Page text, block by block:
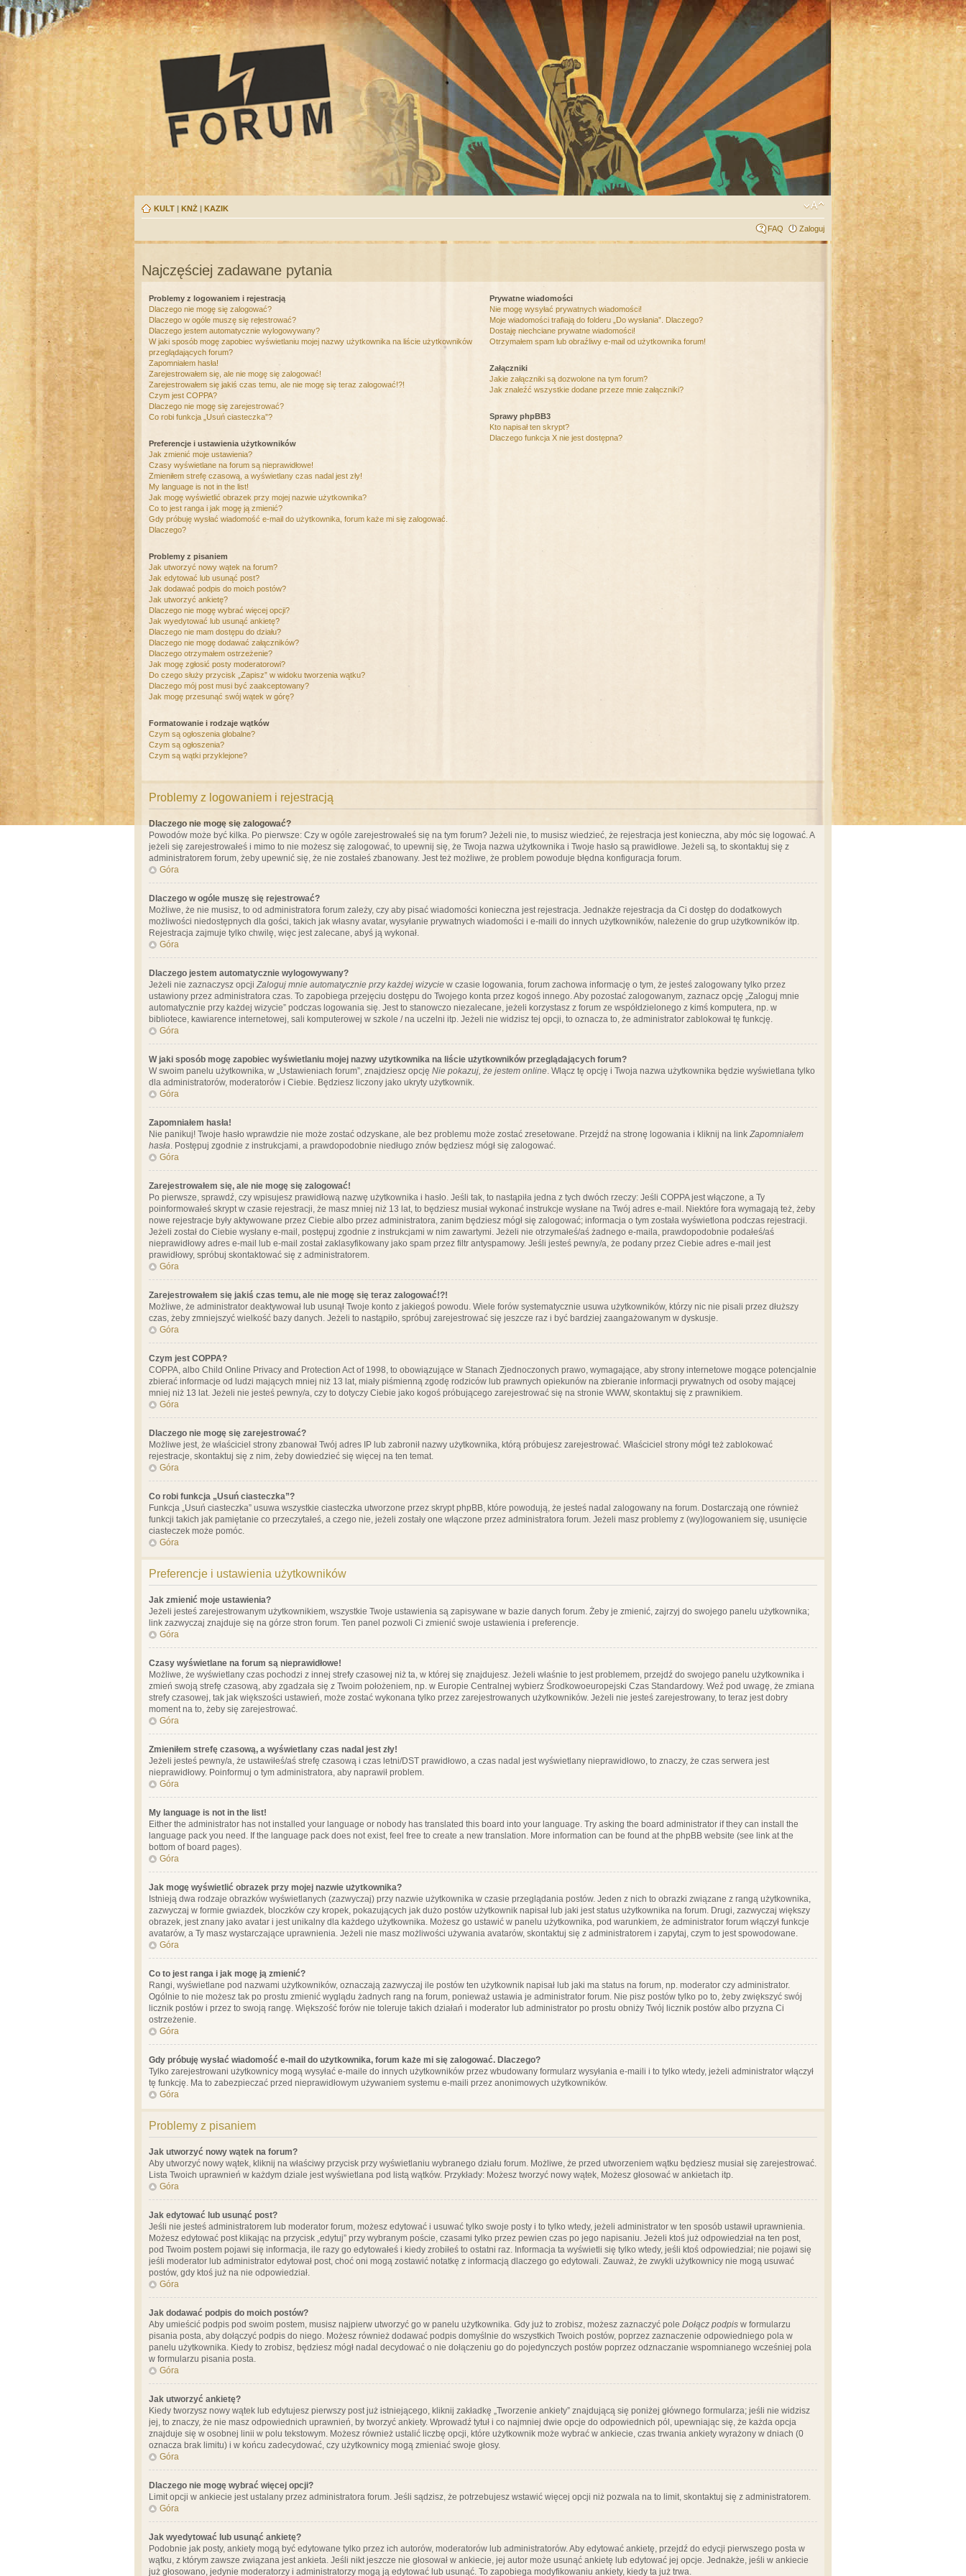
KULT | KNŻ | KAZIK
FAQ Zaloguj
Najczęściej zadawane pytania
Problemy z logowaniem i rejestracją
Dlaczego nie mogę się zalogować?
Dlaczego w ogóle muszę się rejestrować?
Dlaczego jestem automatycznie wylogowywany?
W jaki sposób mogę zapobiec wyświetlaniu mojej nazwy użytkownika na liście użytkowników
przeglądających forum?
Zapomniałem hasła!
Zarejestrowałem się, ale nie mogę się zalogować!
Zarejestrowałem się jakiś czas temu, ale nie mogę się teraz zalogować!?!
Czym jest COPPA?
Dlaczego nie mogę się zarejestrować?
Co robi funkcja „Usuń ciasteczka”?
Preferencje i ustawienia użytkowników
Jak zmienić moje ustawienia?
Czasy wyświetlane na forum są nieprawidłowe!
Zmieniłem strefę czasową, a wyświetlany czas nadal jest zły!
My language is not in the list!
Jak mogę wyświetlić obrazek przy mojej nazwie użytkownika?
Co to jest ranga i jak mogę ją zmienić?
Gdy próbuję wysłać wiadomość e-mail do użytkownika, forum każe mi się zalogować.
Dlaczego?
Problemy z pisaniem
Jak utworzyć nowy wątek na forum?
Jak edytować lub usunąć post?
Jak dodawać podpis do moich postów?
Jak utworzyć ankietę?
Dlaczego nie mogę wybrać więcej opcji?
Jak wyedytować lub usunąć ankietę?
Dlaczego nie mam dostępu do działu?
Dlaczego nie mogę dodawać załączników?
Dlaczego otrzymałem ostrzeżenie?
Jak mogę zgłosić posty moderatorowi?
Do czego służy przycisk „Zapisz” w widoku tworzenia wątku?
Dlaczego mój post musi być zaakceptowany?
Jak mogę przesunąć swój wątek w górę?
Formatowanie i rodzaje wątków
Czym są ogłoszenia globalne?
Czym są ogłoszenia?
Czym są wątki przyklejone?
Prywatne wiadomości
Nie mogę wysyłać prywatnych wiadomości!
Moje wiadomości trafiają do folderu „Do wysłania”. Dlaczego?
Dostaję niechciane prywatne wiadomości!
Otrzymałem spam lub obraźliwy e-mail od użytkownika forum!
Załączniki
Jakie załączniki są dozwolone na tym forum?
Jak znaleźć wszystkie dodane przeze mnie załączniki?
Sprawy phpBB3
Kto napisał ten skrypt?
Dlaczego funkcja X nie jest dostępna?
Problemy z logowaniem i rejestracją
Dlaczego nie mogę się zalogować?
Powodów może być kilka. Po pierwsze: Czy w ogóle zarejestrowałeś się na tym forum? Jeżeli nie, to musisz wiedzieć, że rejestracja jest konieczna, aby móc się logować. A
jeżeli się zarejestrowałeś i mimo to nie możesz się zalogować, to upewnij się, że Twoja nazwa użytkownika i Twoje hasło są prawidłowe. Jeżeli są, to skontaktuj się z
administratorem forum, żeby upewnić się, że nie zostałeś zbanowany. Jest też możliwe, że problem powoduje błędna konfiguracja forum.
Góra
Dlaczego w ogóle muszę się rejestrować?
Możliwe, że nie musisz, to od administratora forum zależy, czy aby pisać wiadomości konieczna jest rejestracja. Jednakże rejestracja da Ci dostęp do dodatkowych
możliwości niedostępnych dla gości, takich jak własny avatar, wysyłanie prywatnych wiadomości i e-maili do innych użytkowników, należenie do grup użytkowników itp.
Rejestracja zajmuje tylko chwilę, więc jest zalecane, abyś ją wykonał.
Góra
Dlaczego jestem automatycznie wylogowywany?
Jeżeli nie zaznaczysz opcji Zaloguj mnie automatycznie przy każdej wizycie w czasie logowania, forum zachowa informację o tym, że jesteś zalogowany tylko przez
ustawiony przez administratora czas. To zapobiega przejęciu dostępu do Twojego konta przez kogoś innego. Aby pozostać zalogowanym, zaznacz opcję „Zaloguj mnie
automatycznie przy każdej wizycie” podczas logowania się. Jest to stanowczo niezalecane, jeżeli korzystasz z forum ze współdzielonego z kimś komputera, np. w
bibliotece, kawiarence internetowej, sali komputerowej w szkole / na uczelni itp. Jeżeli nie widzisz tej opcji, to oznacza to, że administrator zablokował tę funkcję.
Góra
W jaki sposób mogę zapobiec wyświetlaniu mojej nazwy użytkownika na liście użytkowników przeglądających forum?
W swoim panelu użytkownika, w „Ustawieniach forum”, znajdziesz opcję Nie pokazuj, że jestem online. Włącz tę opcję i Twoja nazwa użytkownika będzie wyświetlana tylko
dla administratorów, moderatorów i Ciebie. Będziesz liczony jako ukryty użytkownik.
Góra
Zapomniałem hasła!
Nie panikuj! Twoje hasło wprawdzie nie może zostać odzyskane, ale bez problemu może zostać zresetowane. Przejdź na stronę logowania i kliknij na link Zapomniałem
hasła. Postępuj zgodnie z instrukcjami, a prawdopodobnie niedługo znów będziesz mógł się zalogować.
Góra
Zarejestrowałem się, ale nie mogę się zalogować!
Po pierwsze, sprawdź, czy wpisujesz prawidłową nazwę użytkownika i hasło. Jeśli tak, to nastąpiła jedna z tych dwóch rzeczy: Jeśli COPPA jest włączone, a Ty
poinformowałeś skrypt w czasie rejestracji, że masz mniej niż 13 lat, to będziesz musiał wykonać instrukcje wysłane na Twój adres e-mail. Niektóre fora wymagają też, żeby
nowe rejestracje były aktywowane przez Ciebie albo przez administratora, zanim będziesz mógł się zalogować; informacja o tym została wyświetlona podczas rejestracji.
Jeżeli został do Ciebie wysłany e-mail, postępuj zgodnie z instrukcjami w nim zawartymi. Jeżeli nie otrzymałeś/aś żadnego e-maila, prawdopodobnie podałeś/aś
nieprawidłowy adres e-mail lub e-mail został zaklasyfikowany jako spam przez filtr antyspamowy. Jeśli jesteś pewny/a, że podany przez Ciebie adres e-mail jest
prawidłowy, spróbuj skontaktować się z administratorem.
Góra
Zarejestrowałem się jakiś czas temu, ale nie mogę się teraz zalogować!?!
Możliwe, że administrator deaktywował lub usunął Twoje konto z jakiegoś powodu. Wiele forów systematycznie usuwa użytkowników, którzy nic nie pisali przez dłuższy
czas, żeby zmniejszyć wielkość bazy danych. Jeżeli to nastąpiło, spróbuj zarejestrować się jeszcze raz i być bardziej zaangażowanym w dyskusje.
Góra
Czym jest COPPA?
COPPA, albo Child Online Privacy and Protection Act of 1998, to obowiązujące w Stanach Zjednoczonych prawo, wymagające, aby strony internetowe mogące potencjalnie
zbierać informacje od ludzi mających mniej niż 13 lat, miały piśmienną zgodę rodziców lub prawnych opiekunów na zbieranie informacji prywatnych od osoby mającej
mniej niż 13 lat. Jeżeli nie jesteś pewny/a, czy to dotyczy Ciebie jako kogoś próbującego zarejestrować się na stronie WWW, skontaktuj się z prawnikiem.
Góra
Dlaczego nie mogę się zarejestrować?
Możliwe jest, że właściciel strony zbanował Twój adres IP lub zabronił nazwy użytkownika, którą próbujesz zarejestrować. Właściciel strony mógł też zablokować
rejestracje, skontaktuj się z nim, żeby dowiedzieć się więcej na ten temat.
Góra
Co robi funkcja „Usuń ciasteczka”?
Funkcja „Usuń ciasteczka” usuwa wszystkie ciasteczka utworzone przez skrypt phpBB, które powodują, że jesteś nadal zalogowany na forum. Dostarczają one również
funkcji takich jak pamiętanie co przeczytałeś, a czego nie, jeżeli zostały one włączone przez administratora forum. Jeżeli masz problemy z (wy)logowaniem się, usunięcie
ciasteczek może pomóc.
Góra
Preferencje i ustawienia użytkowników
Jak zmienić moje ustawienia?
Jeżeli jesteś zarejestrowanym użytkownikiem, wszystkie Twoje ustawienia są zapisywane w bazie danych forum. Żeby je zmienić, zajrzyj do swojego panelu użytkownika;
link zazwyczaj znajduje się na górze stron forum. Ten panel pozwoli Ci zmienić swoje ustawienia i preferencje.
Góra
Czasy wyświetlane na forum są nieprawidłowe!
Możliwe, że wyświetlany czas pochodzi z innej strefy czasowej niż ta, w której się znajdujesz. Jeżeli właśnie to jest problemem, przejdź do swojego panelu użytkownika i
zmień swoją strefę czasową, aby zgadzała się z Twoim położeniem, np. w Europie Centralnej wybierz Środkowoeuropejski Czas Standardowy. Weź pod uwagę, że zmiana
strefy czasowej, tak jak większości ustawień, może zostać wykonana tylko przez zarejestrowanych użytkowników. Jeżeli nie jesteś zarejestrowany, to teraz jest dobry
moment na to, żeby się zarejestrować.
Góra
Zmieniłem strefę czasową, a wyświetlany czas nadal jest zły!
Jeżeli jesteś pewny/a, że ustawiłeś/aś strefę czasową i czas letni/DST prawidłowo, a czas nadal jest wyświetlany nieprawidłowo, to znaczy, że czas serwera jest
nieprawidłowy. Poinformuj o tym administratora, aby naprawił problem.
Góra
My language is not in the list!
Either the administrator has not installed your language or nobody has translated this board into your language. Try asking the board administrator if they can install the
language pack you need. If the language pack does not exist, feel free to create a new translation. More information can be found at the phpBB website (see link at the
bottom of board pages).
Góra
Jak mogę wyświetlić obrazek przy mojej nazwie użytkownika?
Istnieją dwa rodzaje obrazków wyświetlanych (zazwyczaj) przy nazwie użytkownika w czasie przeglądania postów. Jeden z nich to obrazki związane z rangą użytkownika,
zazwyczaj w formie gwiazdek, bloczków czy kropek, pokazujących jak dużo postów użytkownik napisał lub jaki jest status użytkownika na forum. Drugi, zazwyczaj większy
obrazek, jest znany jako avatar i jest unikalny dla każdego użytkownika. Możesz go ustawić w panelu użytkownika, pod warunkiem, że administrator forum włączył funkcje
avatarów, a Ty masz wystarczające uprawnienia. Jeżeli nie masz możliwości używania avatarów, skontaktuj się z administratorem i zapytaj, czym to jest spowodowane.
Góra
Co to jest ranga i jak mogę ją zmienić?
Rangi, wyświetlane pod nazwami użytkowników, oznaczają zazwyczaj ile postów ten użytkownik napisał lub jaki ma status na forum, np. moderator czy administrator.
Ogólnie to nie możesz tak po prostu zmienić wyglądu żadnych rang na forum, ponieważ ustawia je administrator forum. Nie pisz postów tylko po to, żeby zwiększyć swój
licznik postów i przez to swoją rangę. Większość forów nie toleruje takich działań i moderator lub administrator po prostu obniży Twój licznik postów albo przyzna Ci
ostrzeżenie.
Góra
Gdy próbuję wysłać wiadomość e-mail do użytkownika, forum każe mi się zalogować. Dlaczego?
Tylko zarejestrowani użytkownicy mogą wysyłać e-maile do innych użytkowników przez wbudowany formularz wysyłania e-maili i to tylko wtedy, jeżeli administrator włączył
tę funkcję. Ma to zabezpieczać przed nieprawidłowym używaniem systemu e-maili przez anonimowych użytkowników.
Góra
Problemy z pisaniem
Jak utworzyć nowy wątek na forum?
Aby utworzyć nowy wątek, kliknij na właściwy przycisk przy wyświetlaniu wybranego działu forum. Możliwe, że przed utworzeniem wątku będziesz musiał się zarejestrować.
Lista Twoich uprawnień w każdym dziale jest wyświetlana pod listą wątków. Przykłady: Możesz tworzyć nowy wątek, Możesz głosować w ankietach itp.
Góra
Jak edytować lub usunąć post?
Jeśli nie jesteś administratorem lub moderator forum, możesz edytować i usuwać tylko swoje posty i to tylko wtedy, jeżeli administrator w ten sposób ustawił uprawnienia.
Możesz edytować post klikając na przycisk „edytuj” przy wybranym poście, czasami tylko przez pewien czas po jego napisaniu. Jeżeli ktoś już odpowiedział na ten post,
pod Twoim postem pojawi się informacja, ile razy go edytowałeś i kiedy zrobiłeś to ostatni raz. Informacja ta wyświetli się tylko wtedy, jeśli ktoś odpowiedział; nie pojawi się
jeśli moderator lub administrator edytował post, choć oni mogą zostawić notatkę z informacją dlaczego go edytowali. Zauważ, że zwykli użytkownicy nie mogą usuwać
postów, gdy ktoś już na nie odpowiedział.
Góra
Jak dodawać podpis do moich postów?
Aby umieścić podpis pod swoim postem, musisz najpierw utworzyć go w panelu użytkownika. Gdy już to zrobisz, możesz zaznaczyć pole Dołącz podpis w formularzu
pisania posta, aby dołączyć podpis do niego. Możesz również dodawać podpis domyślnie do wszystkich Twoich postów, poprzez zaznaczenie odpowiedniego pola w
panelu użytkownika. Kiedy to zrobisz, będziesz mógł nadal decydować o nie dołączeniu go do pojedynczych postów poprzez odznaczanie wspomnianego wcześniej pola
w formularzu pisania posta.
Góra
Jak utworzyć ankietę?
Kiedy tworzysz nowy wątek lub edytujesz pierwszy post już istniejącego, kliknij zakładkę „Tworzenie ankiety” znajdującą się poniżej głównego formularza; jeśli nie widzisz
jej, to znaczy, że nie masz odpowiednich uprawnień, by tworzyć ankiety. Wprowadź tytuł i co najmniej dwie opcje do odpowiednich pól, upewniając się, że każda opcja
znajduje się w osobnej linii w polu tekstowym. Możesz również ustalić liczbę opcji, które użytkownik może wybrać w ankiecie, czas trwania ankiety wyrażony w dniach (0
oznacza brak limitu) i w końcu zadecydować, czy użytkownicy mogą zmieniać swoje głosy.
Góra
Dlaczego nie mogę wybrać więcej opcji?
Limit opcji w ankiecie jest ustalany przez administratora forum. Jeśli sądzisz, że potrzebujesz wstawić więcej opcji niż pozwala na to limit, skontaktuj się z administratorem.
Góra
Jak wyedytować lub usunąć ankietę?
Podobnie jak posty, ankiety mogą być edytowane tylko przez ich autorów, moderatorów lub administratorów. Aby edytować ankietę, przejdź do edycji pierwszego posta w
wątku, z którym zawsze związana jest ankieta. Jeśli nikt jeszcze nie głosował w ankiecie, jej autor może usunąć ankietę lub edytować jej opcje. Jednakże, jeśli w ankiecie
już głosowano, jedynie moderatorzy i administratorzy mogą ją edytować lub usunąć. To zapobiega modyfikowaniu ankiety, kiedy ta już trwa.